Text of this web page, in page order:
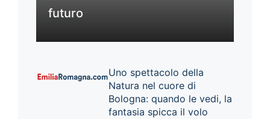
futuro
Uno spettacolo della
Natura nel cuore di
Bologna: quando le vedi, la
fantasia spicca il volo